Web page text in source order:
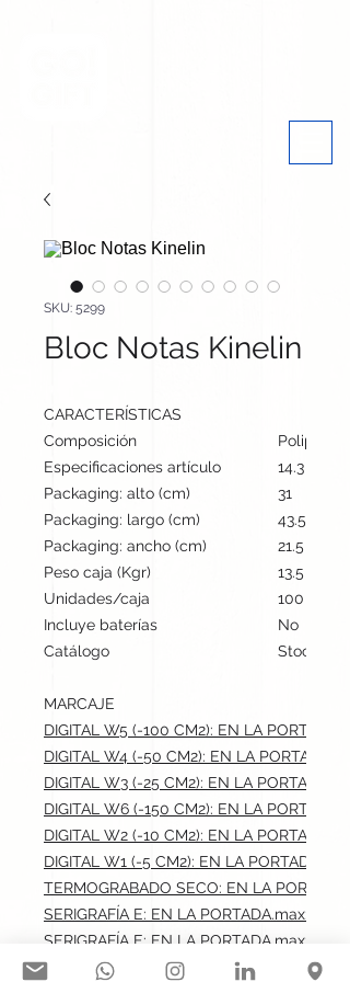
SKU: 5299
Bloc Notas Kinelin
CARACTERÍSTICAS
Composición
Polipiel
Especificaciones artículo
14.3 cm /
Packaging: alto (cm)
31
Packaging: largo (cm)
43.5
Packaging: ancho (cm)
21.5
Peso caja (Kgr)
13.5
Unidades/caja
100
Incluye baterías
No
Catálogo
Stock
MARCAJE
DIGITAL W5 (-100 CM2): EN LA
DIGITAL W4 (-50 CM2): EN LA
DIGITAL W3 (-25 CM2): EN LA
DIGITAL W6 (-150 CM2): EN LA
DIGITAL W2 (-10 CM2): EN LA
DIGITAL W1 (-5 CM2): EN LA
TERMOGRABADO SECO: EN LA
SERIGRAFÍA E: EN LA PORTADA.max: 8x4.5
SERIGRAFÍA E: EN LA PORTADA.max: